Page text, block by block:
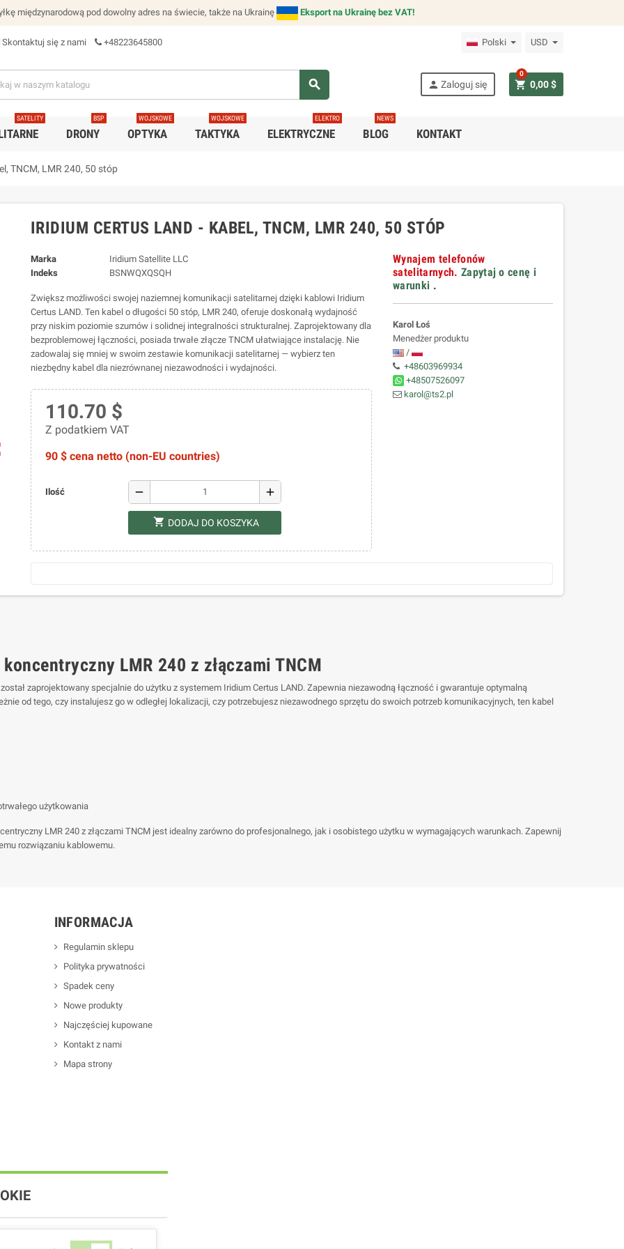
międzynarodową pod dowolny adres na świecie, także na Ukrainę Eksport na Ukrainę bez VAT!
Skontaktuj się z nami +48223645800 Polski USD
search person Zaloguj się shopping_cart 0,00 $
0
SATELITY
DRONY
BSP
OPTYKA
WOJSKOWE
TAKTYKA
WOJSKOWE
ELEKTRYCZNE
ELEKTRO
BLOG
NEWS
KONTAKT
TNCM, LMR 240, 50 stóp
IRIDIUM CERTUS LAND - KABEL, TNCM, LMR 240, 50 STÓP
Marka
Iridium Satellite LLC
Indeks
BSNWQXQSQH
Zwiększ możliwości swojej naziemnej komunikacji satelitarnej dzięki kablowi Iridium
Certus LAND. Ten kabel o długości 50 stóp, LMR 240, oferuje doskonałą wydajność
przy niskim poziomie szumów i solidnej integralności strukturalnej. Zaprojektowany dla
bezproblemowej łączności, posiada trwałe złącze TNCM ułatwiające instalację. Nie
zadowalaj się mniej w swoim zestawie komunikacji satelitarnej — wybierz ten
niezbędny kabel dla niezrównanej niezawodności i wydajności.
110.70 $
Z podatkiem VAT
90 $ cena netto (non-EU countries)
Ilość remove add
shopping_cart DODAJ DO KOSZYKA
Wynajem telefonów
satelitarnych. Zapytaj o cenę i
warunki .
Karol Łoś
Menedżer produktu
/
+48603969934
+48507526097
karol@ts2.pl
LMR 240 z złączami TNCM
zaprojektowany specjalnie do użytku z systemem Iridium Certus LAND. Zapewnia niezawodną łączność i gwarantuje optymalną
od tego, czy instalujesz go w odległej lokalizacji, czy potrzebujesz niezawodnego sprzętu do swoich potrzeb komunikacyjnych, ten kabel
użytkowania
LMR 240 z złączami TNCM jest idealny zarówno do profesjonalnego, jak i osobistego użytku w wymagających warunkach. Zapewnij
rozwiązaniu kablowemu.
INFORMACJA
Regulamin sklepu
Polityka prywatności
Spadek ceny
Nowe produkty
Najczęściej kupowane
Kontakt z nami
Mapa strony